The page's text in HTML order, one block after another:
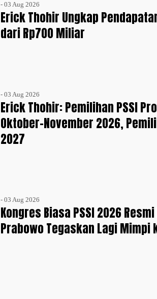
- 03 Aug 2026
Erick Thohir Ungkap
dari Rp700 Miliar
- 03 Aug 2026
Erick Thohir: Pemilihan PSSI
Oktober-November 2026,
2027
- 03 Aug 2026
Kongres Biasa PSSI 2026
Prabowo Tegaskan Lagi Mimpi